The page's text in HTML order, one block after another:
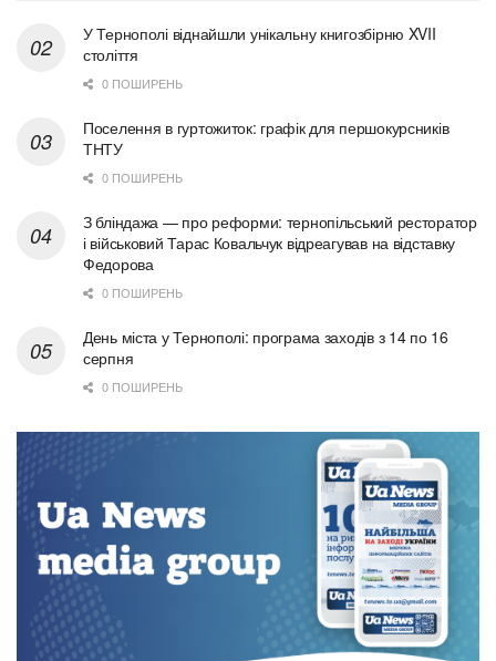
У Тернополі віднайшли унікальну книгозбірню XVII
століття
0 ПОШИРЕНЬ
Поселення в гуртожиток: графік для першокурсників
ТНТУ
0 ПОШИРЕНЬ
З бліндажа — про реформи: тернопільський ресторатор
і військовий Тарас Ковальчук відреагував на відставку
Федорова
0 ПОШИРЕНЬ
День міста у Тернополі: програма заходів з 14 по 16
серпня
0 ПОШИРЕНЬ